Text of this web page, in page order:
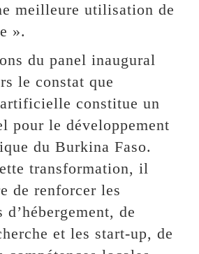
meilleure utilisation de
».
du panel inaugural
le constat que
constitue un
pour le développement
du Burkina Faso.
transformation, il
de renforcer les
de
et les start-up, de